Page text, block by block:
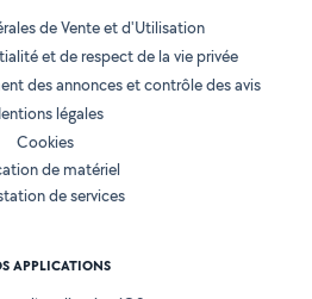
de Vente et d'Utilisation
et de respect de la vie privée
des annonces et contrôle des avis
légales
Cookies
de matériel
de services
APPLICATIONS